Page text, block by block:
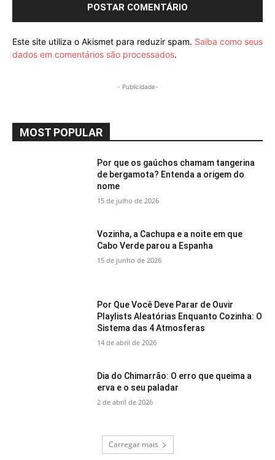
Este site utiliza o Akismet para reduzir spam. Saiba como seus
dados em comentários são processados.
- Publicidade-
MOST POPULAR
Por que os gaúchos chamam tangerina
de bergamota? Entenda a origem do
nome
15 de julho de 2026
Vozinha, a Cachupa e a noite em que
Cabo Verde parou a Espanha
15 de junho de 2026
Por Que Você Deve Parar de Ouvir
Playlists Aleatórias Enquanto Cozinha: O
Sistema das 4 Atmosferas
14 de abril de 2026
Dia do Chimarrão: O erro que queima a
erva e o seu paladar
2 de abril de 2026
Carregar mais